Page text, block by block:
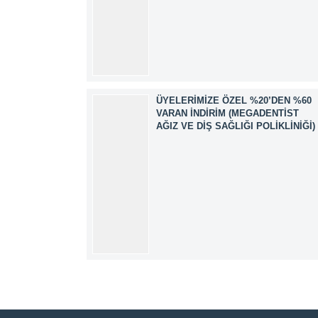
ÜYELERIMIZE ÖZEL %20’DEN %60
VARAN İNDIRIM (MEGADENTIST
AĞIZ VE DIŞ SAĞLIĞI POLIKLINIĞI)